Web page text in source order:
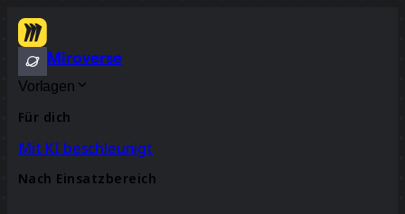
Miroverse
Vorlagen
Für dich
Mit KI beschleunigt
Nach Einsatzbereich